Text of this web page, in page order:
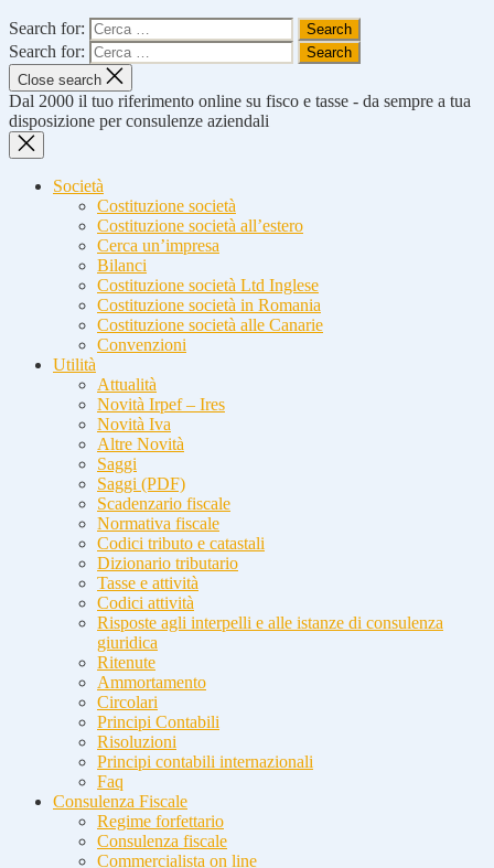
Search for:
Search for:
Close search
Dal 2000 il tuo riferimento online su fisco e tasse - da sempre a tua
disposizione per consulenze aziendali
Società
Costituzione società
Costituzione società all’estero
Cerca un’impresa
Bilanci
Costituzione società Ltd Inglese
Costituzione società in Romania
Costituzione società alle Canarie
Convenzioni
Utilità
Attualità
Novità Irpef – Ires
Novità Iva
Altre Novità
Saggi
Saggi (PDF)
Scadenzario fiscale
Normativa fiscale
Codici tributo e catastali
Dizionario tributario
Tasse e attività
Codici attività
Risposte agli interpelli e alle istanze di consulenza
giuridica
Ritenute
Ammortamento
Circolari
Principi Contabili
Risoluzioni
Principi contabili internazionali
Faq
Consulenza Fiscale
Regime forfettario
Consulenza fiscale
Commercialista on line